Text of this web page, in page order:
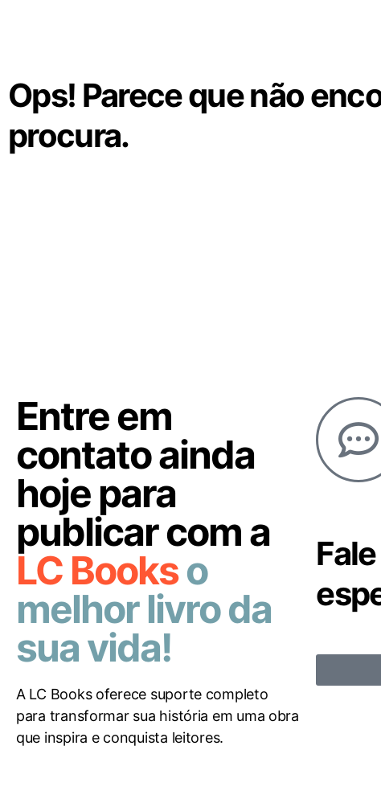
Ops! Parece que não
procura.
Entre em
contato ainda
hoje para
publicar com a
LC Bookso
melhor livro da
sua vida!
A LC Books oferece suporte completo
para transformar sua história em uma obra
que inspira e conquista leitores.